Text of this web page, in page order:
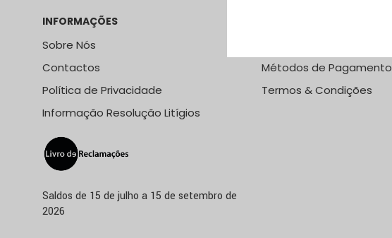
INFORMAÇÕES
Sobre Nós
Contactos
Política de Privacidade
Informação Resolução Litígios
Saldos de 15 de julho a 15 de setembro de
2026
Métodos de Pagamento
Termos & Condições